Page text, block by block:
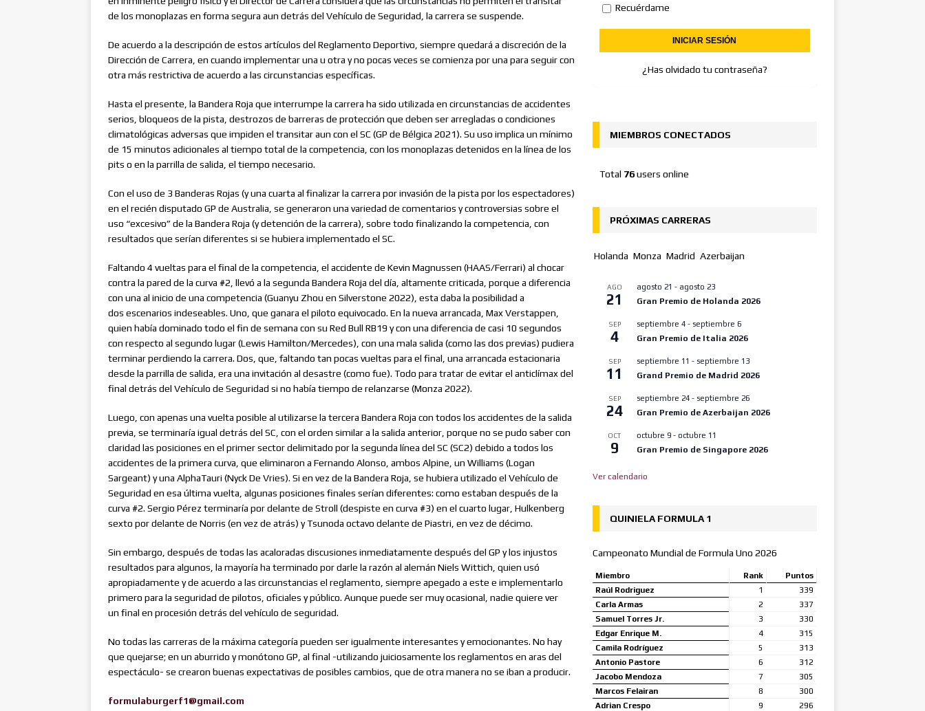
de los monoplazas en forma segura aun detrás del Vehículo de Seguridad, la carrera se suspende.
De acuerdo a la descripción de estos artículos del Reglamento Deportivo, siempre quedará a discreción de la
Dirección de Carrera, en cuando implementar una u otra y no pocas veces se comienza por una para seguir con
otra más restrictiva de acuerdo a las circunstancias específicas.
Hasta el presente, la Bandera Roja que interrumpe la carrera ha sido utilizada en circunstancias de accidentes
serios, bloqueos de la pista, destrozos de barreras de protección que deben ser arregladas o condiciones
climatológicas adversas que impiden el transitar aun con el SC (GP de Bélgica 2021). Su uso implica un mínimo
de 15 minutos adicionales al tiempo total de la competencia, con los monoplazas detenidos en la línea de los
pits o en la parrilla de salida, el tiempo necesario.
Con el uso de 3 Banderas Rojas (y una cuarta al finalizar la carrera por invasión de la pista por los espectadores)
en el recién disputado GP de Australia, se generaron una variedad de comentarios y controversias sobre el
uso “excesivo” de la Bandera Roja (y detención de la carrera), sobre todo finalizando la competencia, con
resultados que serían diferentes si se hubiera implementado el SC.
Faltando 4 vueltas para el final de la competencia, el accidente de Kevin Magnussen (HAAS/Ferrari) al chocar
contra la pared de la curva #2, llevó a la segunda Bandera Roja del día, altamente criticada, porque a diferencia
con una al inicio de una competencia (Guanyu Zhou en Silverstone 2022), esta daba la posibilidad a
dos escenarios indeseables. Uno, que ganara el piloto equivocado. En la nueva arrancada, Max Verstappen,
quien había dominado todo el fin de semana con su Red Bull RB19 y con una diferencia de casi 10 segundos
con respecto al segundo lugar (Lewis Hamilton/Mercedes), con una mala salida (como las dos previas) pudiera
terminar perdiendo la carrera. Dos, que, faltando tan pocas vueltas para el final, una arrancada estacionaria
desde la parrilla de salida, era una invitación al desastre (como fue). Todo para tratar de evitar el anticlímax del
final detrás del Vehículo de Seguridad si no había tiempo de relanzarse (Monza 2022).
Luego, con apenas una vuelta posible al utilizarse la tercera Bandera Roja con todos los accidentes de la salida
previa, se terminaría igual detrás del SC, con el orden similar a la salida anterior, porque no se pudo saber con
claridad las posiciones en el primer sector delimitado por la segunda línea del SC (SC2) debido a todos los
accidentes de la primera curva, que eliminaron a Fernando Alonso, ambos Alpine, un Williams (Logan
Sargeant) y una AlphaTauri (Nyck De Vries). Si en vez de la Bandera Roja, se hubiera utilizado el Vehículo de
Seguridad en esa última vuelta, algunas posiciones finales serían diferentes: como estaban después de la
curva #2. Sergio Pérez terminaría por delante de Stroll (despiste en curva #3) en el cuarto lugar, Hulkenberg
sexto por delante de Norris (en vez de atrás) y Tsunoda octavo delante de Piastri, en vez de décimo.
Sin embargo, después de todas las acaloradas discusiones inmediatamente después del GP y los injustos
resultados para algunos, la mayoría ha terminado por darle la razón al alemán Niels Wittich, quien usó
apropiadamente y de acuerdo a las circunstancias el reglamento, siempre apegado a este e implementarlo
primero para la seguridad de pilotos, oficiales y público. Aunque puede ser muy ocasional, nadie quiere ver
un final en procesión detrás del vehículo de seguridad.
No todas las carreras de la máxima categoría pueden ser igualmente interesantes y emocionantes. No hay
que quejarse; en un aburrido y monótono GP, al final -utilizando juiciosamente los reglamentos en aras del
espectáculo- se crearon buenas expectativas de posibles cambios, que de otra manera no se iban a producir.
formulaburgerf1@gmail.com
Recuérdame
¿Has olvidado tu contraseña?
MIEMBROS CONECTADOS
Total 76users online
PRÓXIMAS CARRERAS
Holanda Monza Madrid Azerbaijan
AGO
21
agosto 21 - agosto 23
Gran Premio de Holanda 2026
SEP
4
septiembre 4- septiembre 6
Gran Premio de Italia 2026
SEP
11
septiembre 11 - septiembre 13
Grand Premio de Madrid 2026
SEP
24
septiembre 24- septiembre 26
Gran Premio de Azerbaijan 2026
OCT
9
octubre 9- octubre 11
Gran Premio de Singapore 2026
Ver calendario
QUINIELA FORMULA 1
Campeonato Mundial de Formula Uno 2026
Miembro Rank
Puntos
Raúl Rodriguez
1
339
Carla Armas
2
337
Samuel Torres Jr.
3
330
Edgar Enrique M.
4
315
Camila Rodríguez
5
313
Antonio Pastore
6
312
Jacobo Mendoza
7
305
Marcos Felairan
8
300
Adrian Crespo
9
296